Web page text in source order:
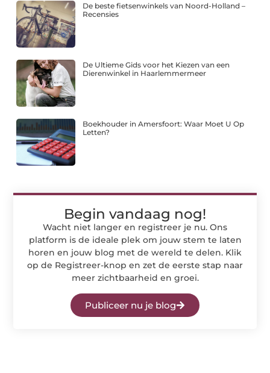
De beste fietsenwinkels van Noord-Holland –
Recensies
De Ultieme Gids voor het Kiezen van een
Dierenwinkel in Haarlemmermeer
Boekhouder in Amersfoort: Waar Moet U Op
Letten?
Begin vandaag nog!
Wacht niet langer en registreer je nu. Ons
platform is de ideale plek om jouw stem te laten
horen en jouw blog met de wereld te delen. Klik
op de Registreer-knop en zet de eerste stap naar
meer zichtbaarheid en groei.
Publiceer nu je blog